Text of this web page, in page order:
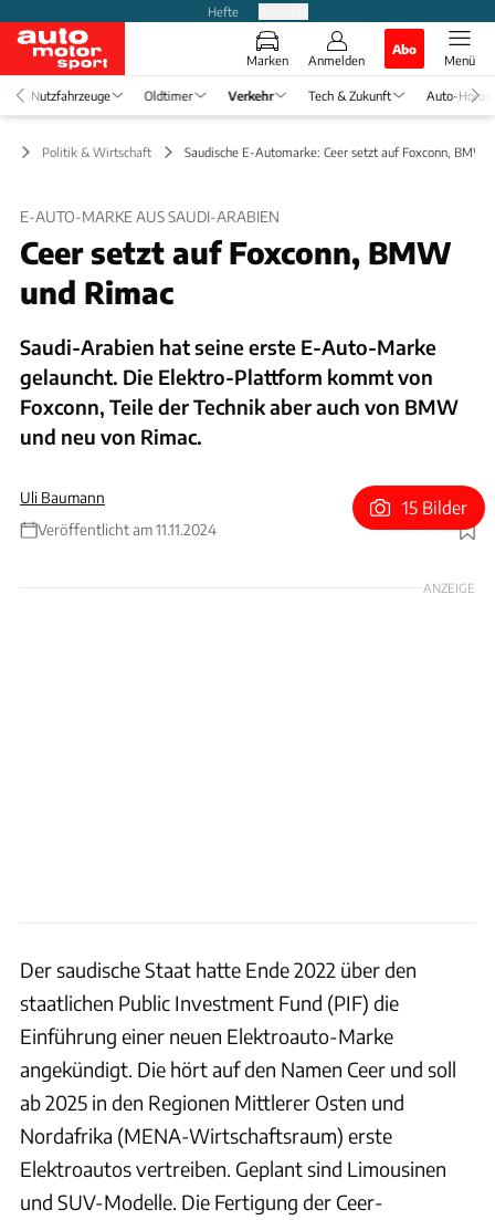
Hefte
Marken Anmelden
Abo
Menü
Nutzfahrzeuge Oldtimer Verkehr Tech & Zukunft Auto-
Politik & Wirtschaft Saudische E-Automarke: Ceer setzt auf Foxconn, BMW
E-AUTO-MARKE AUS SAUDI-ARABIEN
Ceer setzt auf Foxconn, BMW
und Rimac
Saudi-Arabien hat seine erste E-Auto-Marke
gelauncht. Die Elektro-Plattform kommt von
Foxconn, Teile der Technik aber auch von BMW
und neu von Rimac.
Uli Baumann
Veröffentlicht am 11.11.2024
Foto: PIF
15 Bilder
ANZEIGE
Der saudische Staat hatte Ende 2022 über den
staatlichen Public Investment Fund (PIF) die
Einführung einer neuen Elektroauto-Marke
angekündigt. Die hört auf den Namen Ceer und soll
ab 2025 in den Regionen Mittlerer Osten und
Nordafrika (MENA-Wirtschaftsraum) erste
Elektroautos vertreiben. Geplant sind Limousinen
und SUV-Modelle. Die Fertigung der Ceer-